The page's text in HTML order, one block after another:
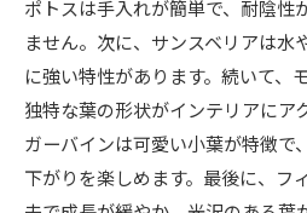
ポトスは手入れが簡単で、耐陰性
ません。次に、サンスベリアは水
に強い特性があります。続いて、
独特な葉の形状がインテリアにア
ガーバインは可愛い小葉が特徴で
下がりを楽しめます。最後に、フ